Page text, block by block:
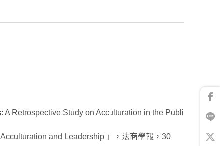
Retrospective Study on Acculturation in the Publi
and Leadership 」，法商學報，30